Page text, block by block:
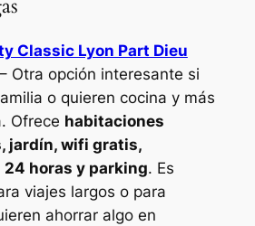
Classic Lyon Part Dieu
– Otra opción interesante si
o quieren cocina y más
Ofrece habitaciones
jardín, wifi gratis,
24 horas y parking. Es
viajes largos o para
ahorrar algo en